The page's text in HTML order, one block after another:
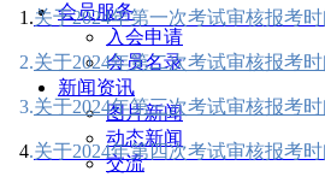
会员服务
入会申请
会员名录
新闻资讯
图片新闻
动态新闻
交流
1.关于2024年第一次考试审核报考
2.关于2024年第二次考试审核报考
3.关于2024年第三次考试审核报考
4.关于2024年第四次考试审核报考